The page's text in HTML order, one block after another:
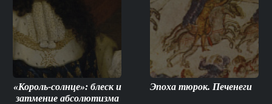
«Король-солнце»: блеск и
затмение абсолютизма
Эпоха тюрок. Печенеги